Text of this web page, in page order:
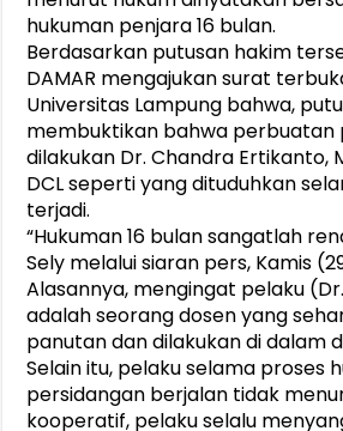
hukuman penjara 16 bulan.
Berdasarkan putusan hakim
DAMAR mengajukan surat
Universitas Lampung bahwa,
membuktikan bahwa perbuatan
dilakukan Dr. Chandra Ertikanto,
DCL seperti yang dituduhkan
terjadi.
“Hukuman 16 bulan sangatlah
Sely melalui siaran pers, Kamis
Alasannya, mengingat pelaku
adalah seorang dosen yang
panutan dan dilakukan di dalam
Selain itu, pelaku selama proses
persidangan berjalan tidak
kooperatif, pelaku selalu